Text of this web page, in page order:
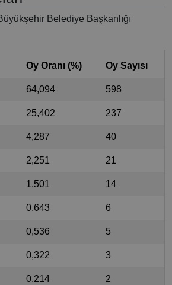
Belediye Başkanlığı
Oy Oranı (%) Oy Sayısı
64,094 598
25,402 237
4,287 40
2,251 21
1,501 14
0,643 6
0,536 5
0,322 3
0,214 2